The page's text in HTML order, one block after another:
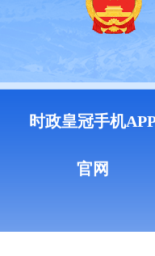
时政皇冠手机
官网